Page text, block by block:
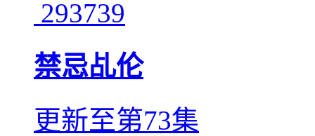
293739
禁忌乩伦
更新至第73集